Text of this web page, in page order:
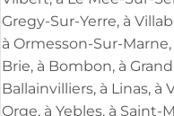
Gregy-Sur-Yerre, à
à Ormesson-Sur-
Brie, à Bombon, à
Ballainvilliers, à Linas, à